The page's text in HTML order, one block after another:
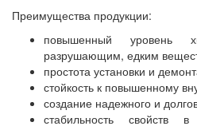
Преимущества продукции:
повышенный уровень
разрушающим, едким
простота установки и
стойкость к повышенному
создание надежного и
стабильность свойств